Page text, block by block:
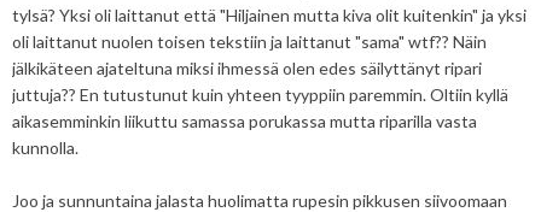
tylsä? Yksi oli laittanut että "Hiljainen mutta kiva olit kuitenkin" ja yksi
oli laittanut nuolen toisen tekstiin ja laittanut "sama" wtf?? Näin
jälkikäteen ajateltuna miksi ihmessä olen edes säilyttänyt ripari
juttuja?? En tutustunut kuin yhteen tyyppiin paremmin. Oltiin kyllä
aikasemminkin liikuttu samassa porukassa mutta riparilla vasta
kunnolla.
Joo ja sunnuntaina jalasta huolimatta rupesin pikkusen siivoomaan